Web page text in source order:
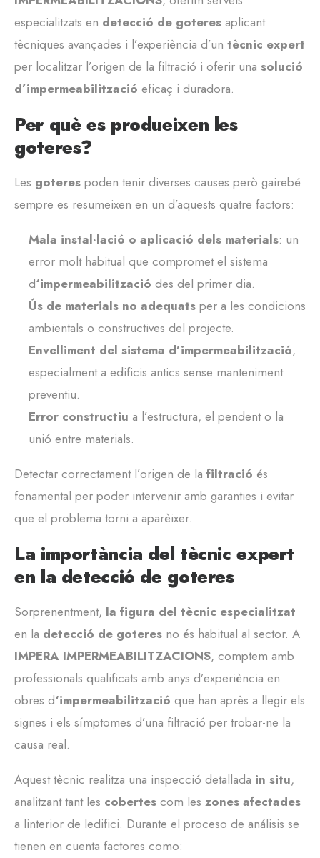
especialitzats en detecció de goteres aplicant
tècniques avançades i l’experiència d’un tècnic expert
per localitzar l’origen de la filtració i oferir una solució
d’impermeabilització eficaç i duradora.
Per què es produeixen les
goteres?
Les goteres poden tenir diverses causes però gairebé
sempre es resumeixen en un d’aquests quatre factors:
Mala instal·lació o aplicació dels materials: un
error molt habitual que compromet el sistema
d‘impermeabilització des del primer dia.
Ús de materials no adequats per a les condicions
ambientals o constructives del projecte.
Envelliment del sistema d’impermeabilització,
especialment a edificis antics sense manteniment
preventiu.
Error constructiu a l’estructura, el pendent o la
unió entre materials.
Detectar correctament l’origen de la filtració és
fonamental per poder intervenir amb garanties i evitar
que el problema torni a aparèixer.
La importància del tècnic expert
en la detecció de goteres
Sorprenentment, la figura del tècnic especialitzat
en la detecció de goteres no és habitual al sector. A
IMPERA IMPERMEABILITZACIONS, comptem amb
professionals qualificats amb anys d’experiència en
obres d‘impermeabilització que han après a llegir els
signes i els símptomes d’una filtració per trobar-ne la
causa real.
Aquest tècnic realitza una inspecció detallada in situ,
analitzant tant les cobertes com les zones afectades
a linterior de ledifici. Durante el proceso de análisis se
tienen en cuenta factores como: